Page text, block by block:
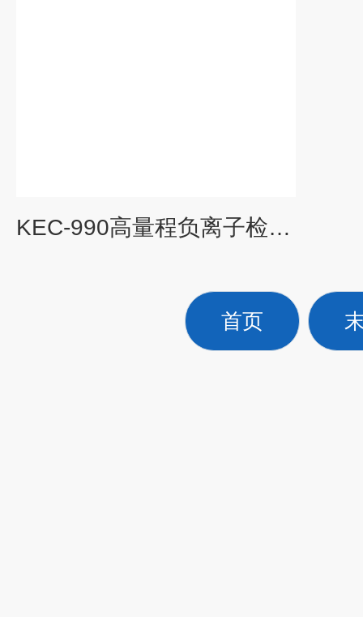
KEC-990高量程负离子检测仪
首页